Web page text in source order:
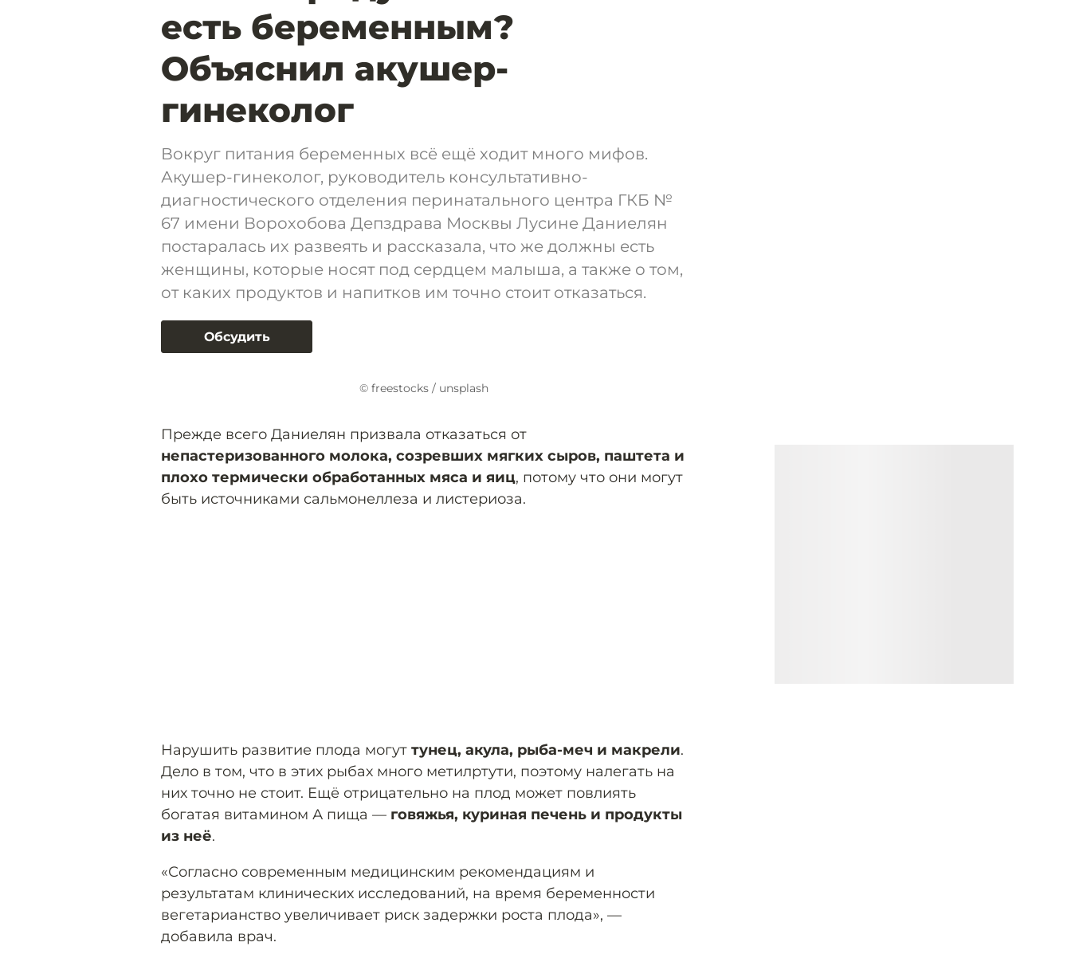
есть беременным?
Объяснил акушер-
гинеколог
Вокруг питания беременных всё ещё ходит много мифов.
Акушер-гинеколог, руководитель консультативно-
диагностического отделения перинатального центра ГКБ №
67 имени Ворохобова Депздрава Москвы Лусине Даниелян
постаралась их развеять и рассказала, что же должны есть
женщины, которые носят под сердцем малыша, а также о том,
от каких продуктов и напитков им точно стоит отказаться.
Обсудить
© freestocks / unsplash
Прежде всего Даниелян призвала отказаться от
непастеризованного молока, созревших мягких сыров, паштета и
плохо термически обработанных мяса и яиц, потому что они могут
быть источниками сальмонеллеза и листериоза.
Нарушить развитие плода могут тунец, акула, рыба-меч и макрели.
Дело в том, что в этих рыбах много метилртути, поэтому налегать на
них точно не стоит. Ещё отрицательно на плод может повлиять
богатая витамином А пища — говяжья, куриная печень и продукты
из неё.
«Согласно современным медицинским рекомендациям и
результатам клинических исследований, на время беременности
вегетарианство увеличивает риск задержки роста плода», —
добавила врач.